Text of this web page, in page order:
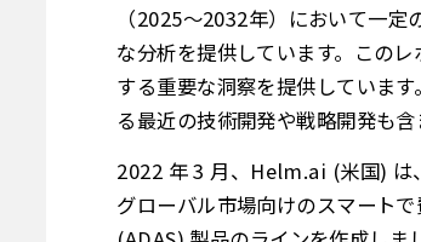
（2025～2032年）において一
な分析を提供しています。この
する重要な洞察を提供していま
る最近の技術開発や戦略開発も含
2022 年 3 月、Helm.ai (米国) は
グローバル市場向けのスマート